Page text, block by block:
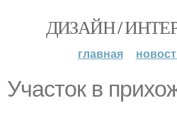
ДИЗАЙН /
главная
Участок в